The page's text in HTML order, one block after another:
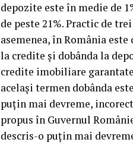
depozite este în medie de
de peste 21%. Practic de
asemenea, în România
la credite şi dobânda la
credite imobiliare
acelaşi termen dobânda
puţin mai devreme,
propus în Guvernul
descris-o puţin mai